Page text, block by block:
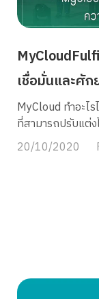
เชื่อมั่นและศั
MyCloud ทำอ
ที่สามารถปรับแต่ง
จากการขาย ออเด
หลังของร้านค้าท
จะเป็นการทำโปรโ
20/10/2020